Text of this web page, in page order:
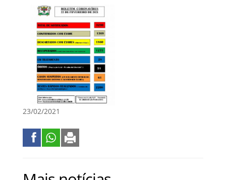
23/02/2021